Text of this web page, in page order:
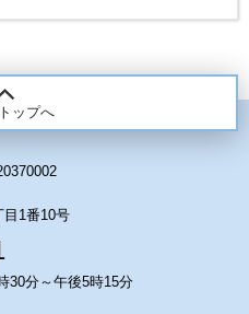
ップへ
1番10号
30分～午後5時15分